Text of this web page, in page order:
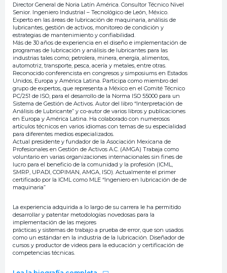
Director General de Noria Latín América. Consultor Técnico Nivel
Senior. Ingeniero Industrial – Tecnológico de León, México.
Experto en las áreas de lubricación de maquinaria, análisis de
lubricantes, gestión de activos, monitoreo de condición y
estrategias de mantenimiento y confiabilidad.
Más de 30 años de experiencia en el diseño e implementación de
programas de lubricación y análisis de lubricantes para las
industrias tales como; petrolera, minera, energía, alimentos,
automotriz, transporte, pesca, acería y metales, entre otras.
Reconocido conferencista en congresos y simposiums en Estados
Unidos, Europa y América Latina. Participa como miembro del
grupo de expertos, que representa a México en el Comité Técnico
PC/251 de ISO, para el desarrollo de la Norma ISO 55000 para un
Sistema de Gestión de Activos. Autor del libro “Interpretación de
Análisis de Lubricante” y co-autor de varios libros y publicaciones
en Europa y América Latina. Ha colaborado con numerosos
artículos técnicos en varios idiomas con temas de su especialidad
para diferentes medios especializados.
Actual presidente y fundador de la Asociación Mexicana de
Profesionales en Gestión de Activos A.C. (AMGA) Trabaja como
voluntario en varias organizaciones internacionales sin fines de
lucro para el beneficio de la comunidad y la profesión (ICML,
SMRP, UPADI, COPIMAN, AMGA, ISO). Actualmente el primer
certificado por la ICML como MLE “Ingeniero en lubricación de de
maquinaria”
La experiencia adquirida a lo largo de su carrera le ha permitido
desarrollar y patentar metodologías novedosas para la
implementación de las mejores
prácticas y sistemas de trabajo a prueba de error, que son usados
como un estándar en la industria de la lubricación. Diseñador de
cursos y productor de videos para la educación y certificación de
competencias técnicas.